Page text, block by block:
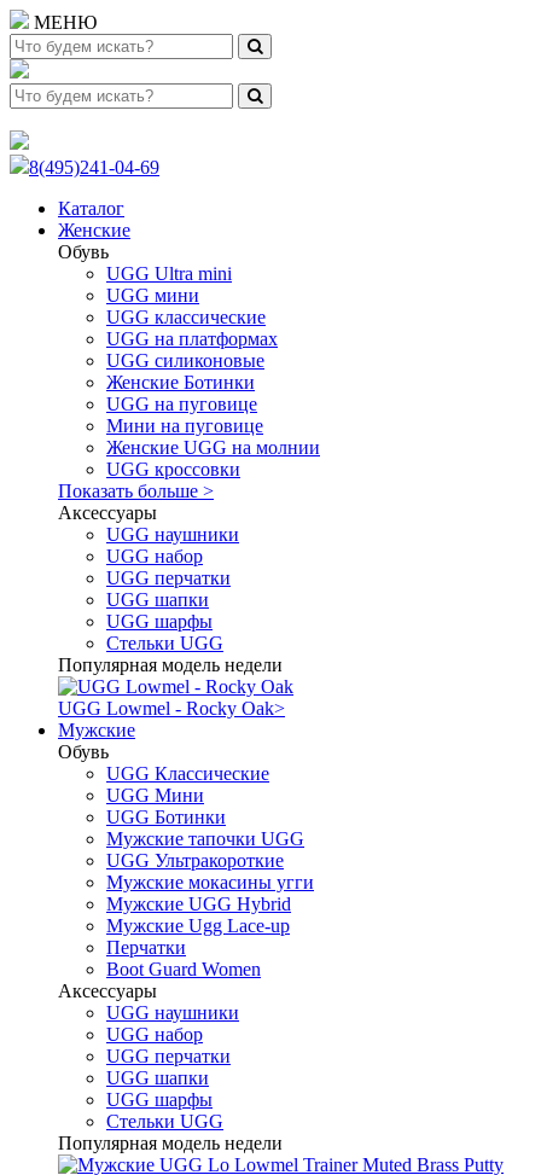
МЕНЮ
8(495)241-04-69
Каталог
Женские
Обувь
UGG Ultra mini
UGG мини
UGG классические
UGG на платформах
UGG силиконовые
Женские Ботинки
UGG на пуговице
Мини на пуговице
Женские UGG на молнии
UGG кроссовки
Показать больше >
Аксессуары
UGG наушники
UGG набор
UGG перчатки
UGG шапки
UGG шарфы
Стельки UGG
Популярная модель недели
UGG Lowmel - Rocky Oak>
Мужские
Обувь
UGG Классические
UGG Мини
UGG Ботинки
Мужские тапочки UGG
UGG Ультракороткие
Мужские мокасины угги
Мужские UGG Hybrid
Мужские Ugg Lace-up
Перчатки
Boot Guard Women
Аксессуары
UGG наушники
UGG набор
UGG перчатки
UGG шапки
UGG шарфы
Стельки UGG
Популярная модель недели